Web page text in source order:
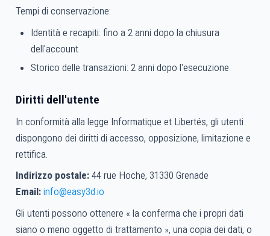
Tempi di conservazione:
Identità e recapiti: fino a 2 anni dopo la chiusura
dell'account
Storico delle transazioni: 2 anni dopo l'esecuzione
Diritti dell'utente
In conformità alla legge Informatique et Libertés, gli utenti
dispongono dei diritti di accesso, opposizione, limitazione e
rettifica.
Indirizzo postale:44 rue Hoche, 31330 Grenade
Email: info@easy3d.io
Gli utenti possono ottenere « la conferma che i propri dati
siano o meno oggetto di trattamento », una copia dei dati, o